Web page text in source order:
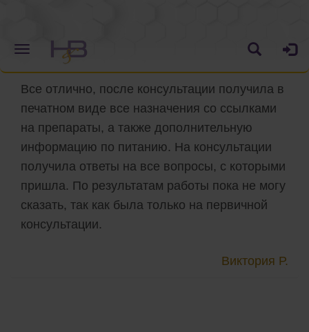
Все отлично, после консультации получила в
печатном виде все назначения со ссылками
на препараты, а также дополнительную
информацию по питанию. На консультации
получила ответы на все вопросы, с которыми
пришла. По результатам работы пока не могу
сказать, так как была только на первичной
консультации.
Виктория Р.